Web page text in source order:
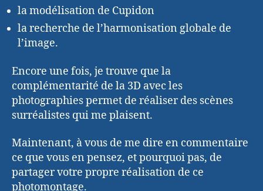
la modélisation de Cupidon
la recherche de l’harmonisation globale de
l’image.
Encore une fois, je trouve que la
complémentarité de la 3D avec les
photographies permet de réaliser des scènes
surréalistes qui me plaisent.
Maintenant, à vous de me dire en commentaire
ce que vous en pensez, et pourquoi pas, de
partager votre propre réalisation de ce
photomontage.